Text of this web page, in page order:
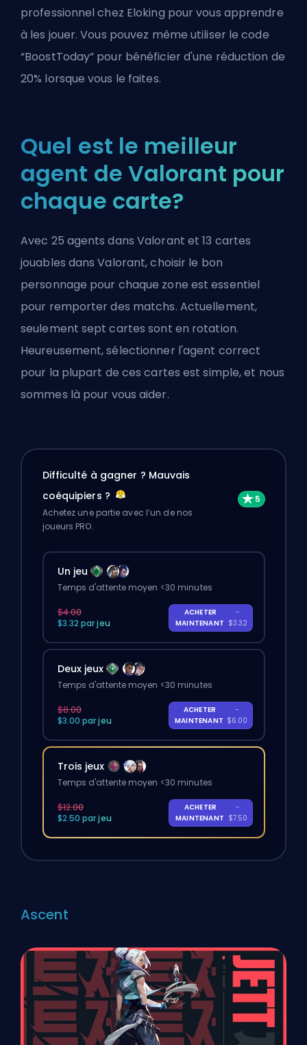
professionnel chez Eloking pour vous apprendre
à les jouer. Vous pouvez même utiliser le code
“BoostToday” pour bénéficier d'une réduction de
20% lorsque vous le faites.
Quel est le meilleur
agent de Valorant pour
chaque carte?
Avec 25 agents dans Valorant et 13 cartes
jouables dans Valorant, choisir le bon
personnage pour chaque zone est essentiel
pour remporter des matchs. Actuellement,
seulement sept cartes sont en rotation.
Heureusement, sélectionner l'agent correct
pour la plupart de ces cartes est simple, et nous
sommes là pour vous aider.
Difficulté à gagner ? Mauvais
coéquipiers ?
Achetez une partie avec l’un de nos
joueurs PRO.
Un jeu
Temps d'attente moyen <30 minutes
$4.00
$3.32 par jeu
ACHETER
MAINTENANT
-
$3.32
Deux jeux
Temps d'attente moyen <30 minutes
$8.00
$3.00 par jeu
ACHETER
MAINTENANT
-
$6.00
Trois jeux
Temps d'attente moyen <30 minutes
$12.00
$2.50 par jeu
ACHETER
MAINTENANT
-
$7.50
Ascent